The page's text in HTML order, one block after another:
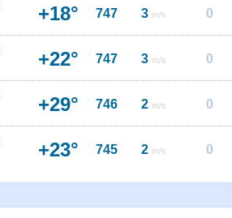
+18° 747 3 m/s 0
+22° 747 3 m/s 0
+29° 746 2 m/s 0
+23° 745 2 m/s 0